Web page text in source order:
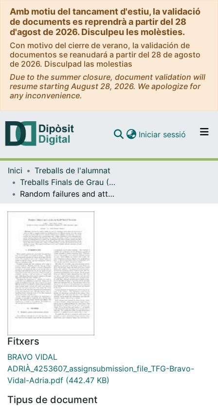
Amb motiu del tancament d'estiu, la validació
de documents es reprendrà a partir del 28
d'agost de 2026. Disculpeu les molèsties.
Con motivo del cierre de verano, la validación de
documentos se reanudará a partir del 28 de agosto
de 2026. Disculpad las molestias
Due to the summer closure, document validation will
resume starting August 28, 2026. We apologize for
any inconvenience.
Navega per tot el DD
Com publicar
Iniciar sessió (current)
Inici
Treballs de l'alumnat
Treballs Finals de Grau (TFG) - Física
Random failures and attacks on Small World Networks
Fitxers
BRAVO VIDAL
ADRIÀ_4253607_assignsubmission_file_TFG-Bravo-
Vidal-Adria.pdf (442.47 KB)
Tipus de document